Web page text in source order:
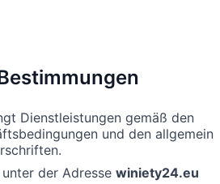
Dienstleistungen gemäß den
und den allgemein
der Adresse winiety24.eu